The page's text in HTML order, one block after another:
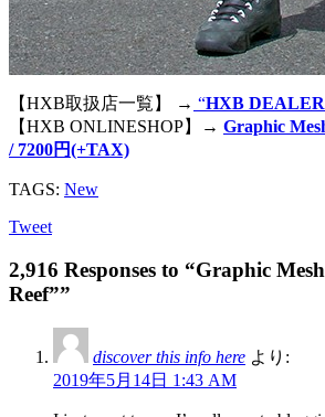
【HXB取扱店一覧】 → “HXB
【HXB ONLINESHOP】→ Graphic
/ 7200円(+TAX)
TAGS: New
Tweet
2,916 Responses to “Graphic
Reef””
discover this info here より:
2019年5月14日 1:43 AM